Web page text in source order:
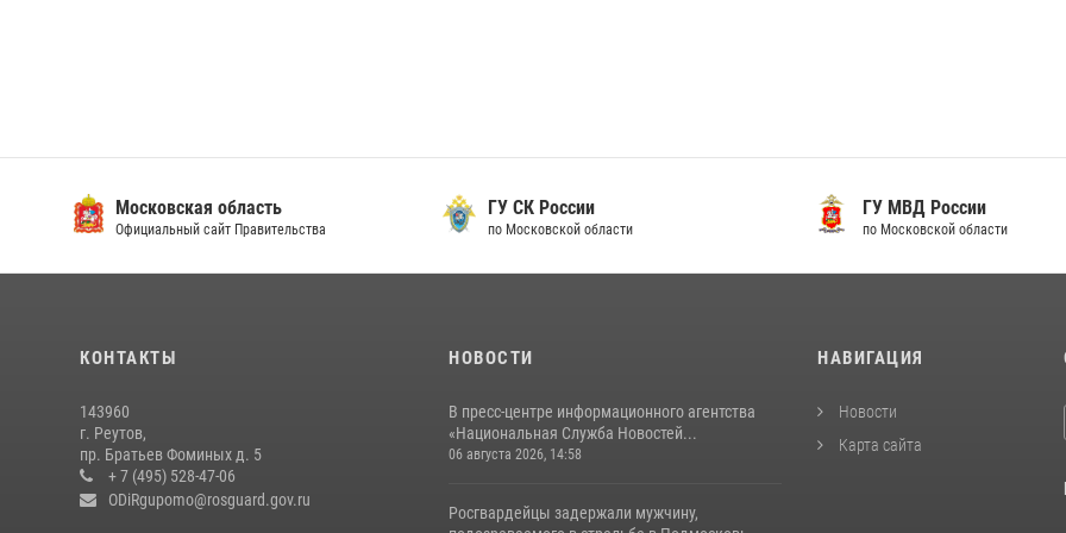
Московская область
Официальный сайт Правительства
ГУ СК России
по Московской области
ГУ МВД России
по Московской области
КОНТАКТЫ
143960
г. Реутов,
пр. Братьев Фоминых д. 5
+ 7 (495) 528-47-06
ODiRgupomo@rosguard.gov.ru
НОВОСТИ
В пресс-центре информационного агентства
«Национальная Служба Новостей...
06 августа 2026, 14:58
Росгвардейцы задержали мужчину,
НАВИГАЦИЯ
Новости
Карта сайта